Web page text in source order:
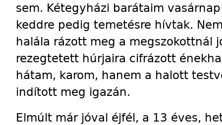
sem. Kétegyházi barátaim
keddre pedig temetésre hívtak.
halála rázott meg a megszokottnál
rezegtetett húrjaira cifrázott
hátam, karom, hanem a halott
indított meg igazán.
Elmúlt már jóval éjfél, a 13 éves,